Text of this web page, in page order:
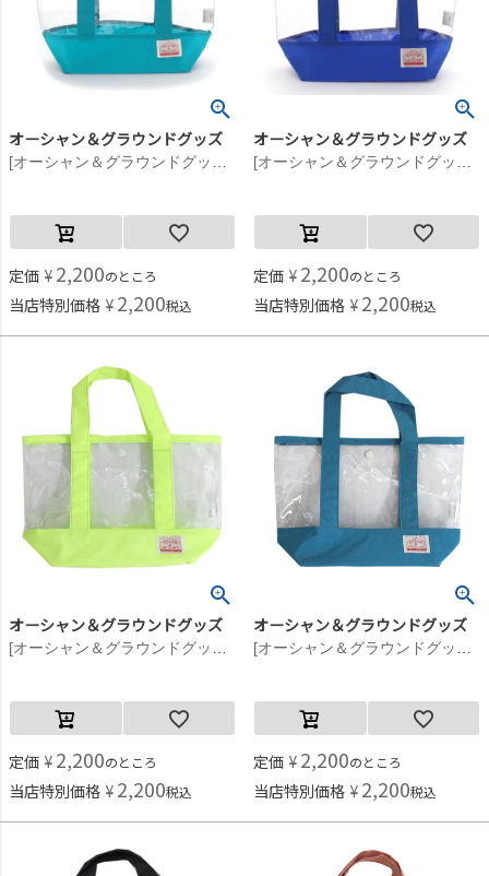
オーシャン＆グラウンドグッズ
定価 ¥ 2,200のところ
当店特別価格 ¥ 2,200税込
オーシャン＆グラウンドグッズ
定価 ¥ 2,200のところ
当店特別価格 ¥ 2,200税込
オーシャン＆グラウンドグッズ
定価 ¥ 2,200のところ
当店特別価格 ¥ 2,200税込
オーシャン＆グラウンドグッズ
定価 ¥ 2,200のところ
当店特別価格 ¥ 2,200税込